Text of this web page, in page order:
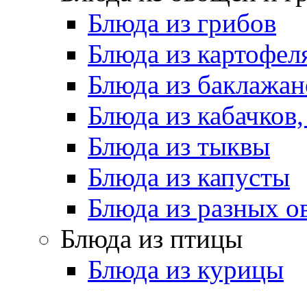
Блюда из грибов
Блюда из
Блюда из
Блюда из
Блюда из тыквы
Блюда из капусты
Блюда из разных
Блюда из птицы
Блюда из курицы